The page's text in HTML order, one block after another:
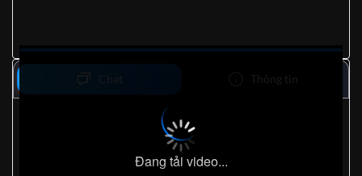
Đang tải video...
Chat Thông tin